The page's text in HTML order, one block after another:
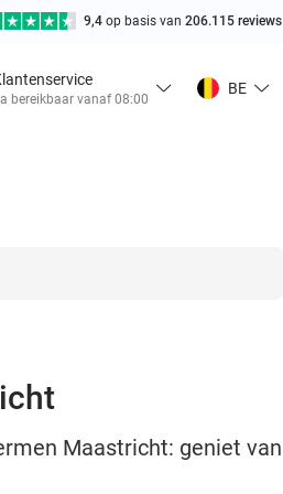
9,4 op basis van 206.115 reviews
bereikbaar vanaf 08:00
BE
Maastricht: geniet van